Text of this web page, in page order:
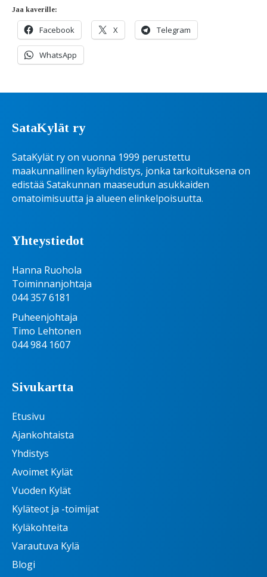
Jaa kaverille:
Facebook X Telegram
WhatsApp
SataKylät ry
SataKylät ry on vuonna 1999 perustettu
maakunnallinen kyläyhdistys, jonka tarkoituksena on
edistää Satakunnan maaseudun asukkaiden
omatoimisuutta ja alueen elinkelpoisuutta.
Yhteystiedot
Hanna Ruohola
Toiminnanjohtaja
044 357 6181
Puheenjohtaja
Timo Lehtonen
044 984 1607
Sivukartta
Etusivu
Ajankohtaista
Yhdistys
Avoimet Kylät
Vuoden Kylät
Kyläteot ja -toimijat
Kyläkohteita
Varautuva Kylä
Blogi